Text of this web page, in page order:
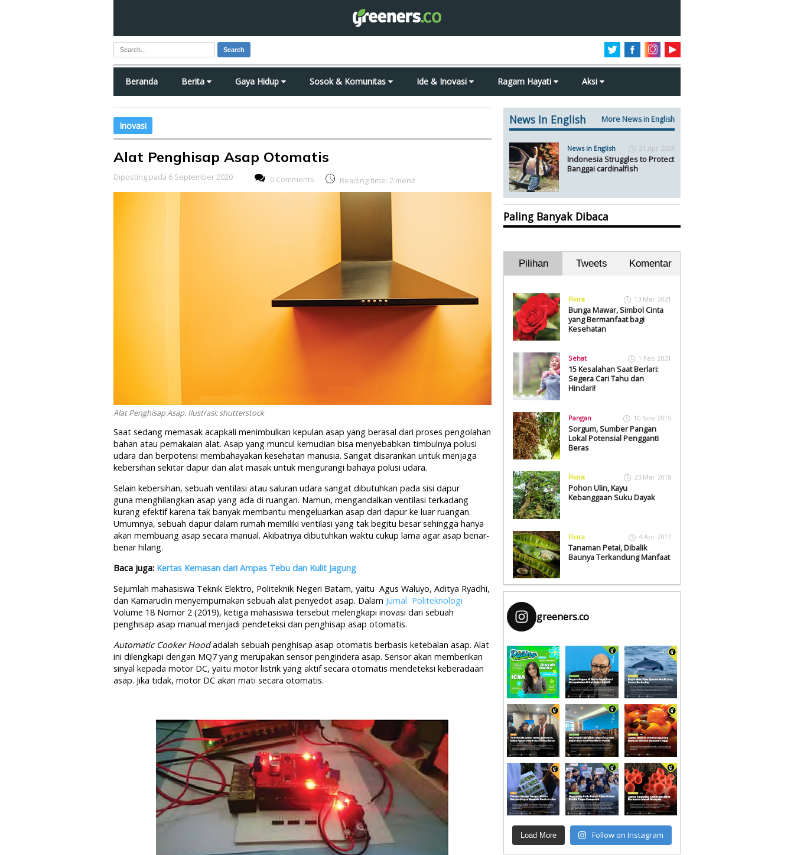
Search
Beranda Berita Gaya Hidup Sosok & Komunitas Ide & Inovasi Ragam Hayati Aksi
Inovasi
Alat Penghisap Asap Otomatis
Diposting pada 6 September 2020 0 Comments Reading time: 2 menit
Alat Penghisap Asap. Ilustrasi: shutterstock
Saat sedang memasak acapkali menimbulkan kepulan asap yang berasal dari proses pengolahan
bahan atau pemakaian alat. Asap yang muncul kemudian bisa menyebabkan timbulnya polusi
udara dan berpotensi membahayakan kesehatan manusia. Sangat disarankan untuk menjaga
kebersihan sekitar dapur dan alat masak untuk mengurangi bahaya polusi udara.
Selain kebersihan, sebuah ventilasi atau saluran udara sangat dibutuhkan pada sisi dapur
guna menghilangkan asap yang ada di ruangan. Namun, mengandalkan ventilasi terkadang
kurang efektif karena tak banyak membantu mengeluarkan asap dari dapur ke luar ruangan.
Umumnya, sebuah dapur dalam rumah memiliki ventilasi yang tak begitu besar sehingga hanya
akan membuang asap secara manual. Akibatnya dibutuhkan waktu cukup lama agar asap benar-
benar hilang.
Baca juga: Kertas Kemasan dari Ampas Tebu dan Kulit Jagung
Sejumlah mahasiswa Teknik Elektro, Politeknik Negeri Batam, yaitu Agus Waluyo, Aditya Ryadhi,
dan Kamarudin menyempurnakan sebuah alat penyedot asap. Dalam Jurnal Politeknologi
Volume 18 Nomor 2 (2019), ketiga mahasiswa tersebut melengkapi inovasi dari sebuah
penghisap asap manual menjadi pendeteksi dan penghisap asap otomatis.
Automatic Cooker Hoodadalah sebuah penghisap asap otomatis berbasis ketebalan asap. Alat
ini dilengkapi dengan MQ7 yang merupakan sensor pengindera asap. Sensor akan memberikan
sinyal kepada motor DC, yaitu motor listrik yang aktif secara otomatis mendeteksi keberadaan
asap. Jika tidak, motor DC akan mati secara otomatis.
News In English More News in English
News in English 21 Apr 2024
Indonesia Struggles to Protect
Banggai cardinalfish
Paling Banyak Dibaca
Pilihan Tweets Komentar
Flora 13 Mar 2021
Bunga Mawar, Simbol Cinta
yang Bermanfaat bagi
Kesehatan
Sehat 1 Feb 2021
15 Kesalahan Saat Berlari:
Segera Cari Tahu dan
Hindari!
Pangan 10 Nov 2015
Sorgum, Sumber Pangan
Lokal Potensial Pengganti
Beras
Flora 23 Mar 2018
Pohon Ulin, Kayu
Kebanggaan Suku Dayak
Flora 4 Apr 2017
Tanaman Petai, Dibalik
Baunya Terkandung Manfaat
greeners.co
Load More Follow on Instagram